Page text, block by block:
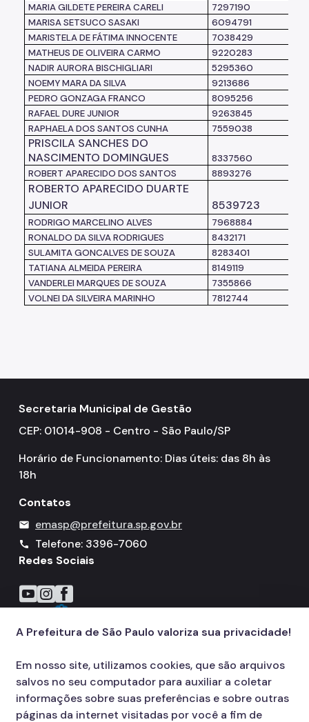
MARIA GILDETE PEREIRA CARELI
7297190
MARISA SETSUCO SASAKI
6094791
MARISTELA DE FÁTIMA INNOCENTE
7038429
MATHEUS DE OLIVEIRA CARMO
9220283
NADIR AURORA BISCHIGLIARI
5295360
NOEMY MARA DA SILVA
9213686
PEDRO GONZAGA FRANCO
8095256
RAFAEL DURE JUNIOR
9263845
RAPHAELA DOS SANTOS CUNHA
7559038
PRISCILA SANCHES DO
NASCIMENTO DOMINGUES
8337560
ROBERT APARECIDO DOS SANTOS
8893276
ROBERTO APARECIDO DUARTE
JUNIOR
8539723
RODRIGO MARCELINO ALVES 7968884
RONALDO DA SILVA RODRIGUES
8432171
SULAMITA GONCALVES DE SOUZA
8283401
TATIANA ALMEIDA PEREIRA
8149119
VANDERLEI MARQUES DE SOUZA
7355866
VOLNEI DA SILVEIRA MARINHO
7812744
Secretaria Municipal de Gestão
CEP: 01014-908 - Centro - São Paulo/SP
Horário de Funcionamento: Dias úteis: das 8h às
18h
Contatos
mail emasp@prefeitura.sp.gov.br
call
Telefone: 3396-7060
Redes Sociais
Icone do YouTube
Icone do Instagram
Icone do Facebook
A Prefeitura de São Paulo valoriza sua privacidade!
Em nosso site, utilizamos cookies, que são arquivos
salvos no seu computador para auxiliar a coletar
informações sobre suas preferências e sobre outras
páginas da internet visitadas por você a fim de